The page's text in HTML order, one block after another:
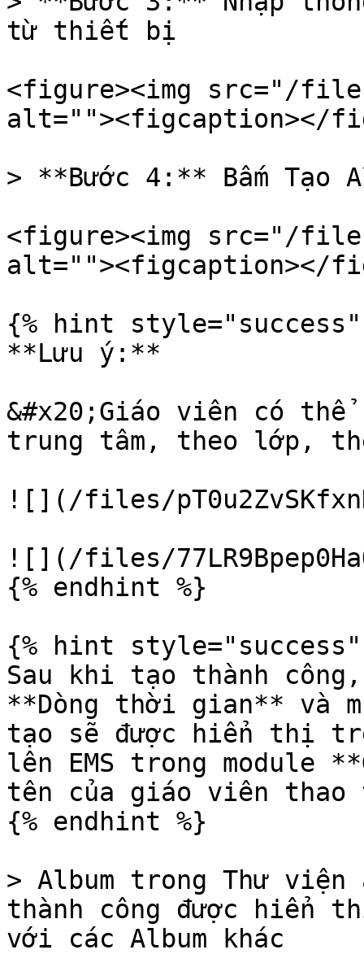
từ thiết bị
<figure><img src="/
alt=""><figcaption></
> **Bước 4:** Bấm
<figure><img src="/
alt=""><figcaption></
{% hint style="success"
**Lưu ý:**
&#x20;Giáo viên có
trung tâm, theo lớp,
![](/files/
![](/files/
{% endhint %}
{% hint style="success"
Sau khi tạo thành
**Dòng thời gian** và
tạo sẽ được hiển thị
lên EMS trong module
tên của giáo viên thao
{% endhint %}
> Album trong Thư
thành công được hiển
với các Album khác